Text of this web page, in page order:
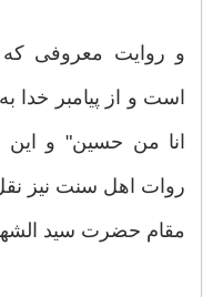
و روایت معروفی
است و از پیامبر
انا من حسین" و این
روات اهل سنت نیز
مقام حضرت سید